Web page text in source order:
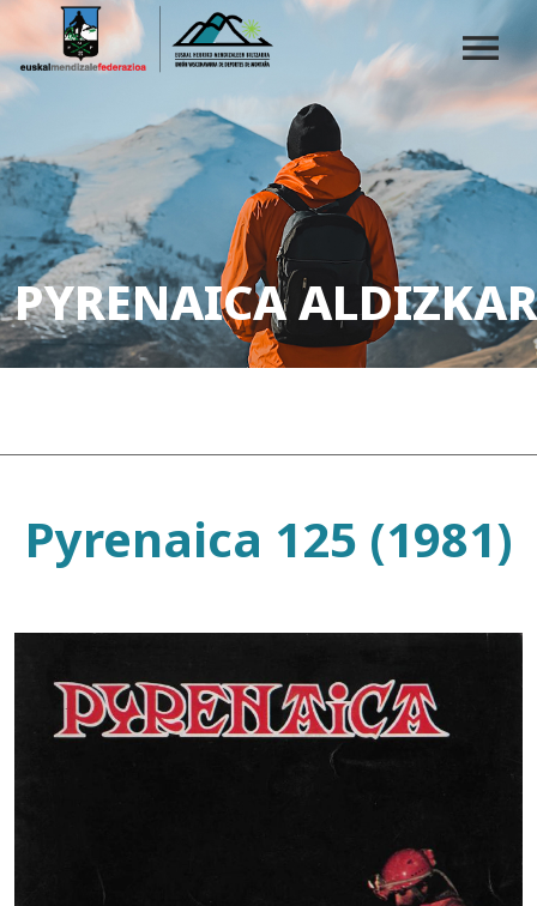
PYRENAICA
Pyrenaica 125 (1981)